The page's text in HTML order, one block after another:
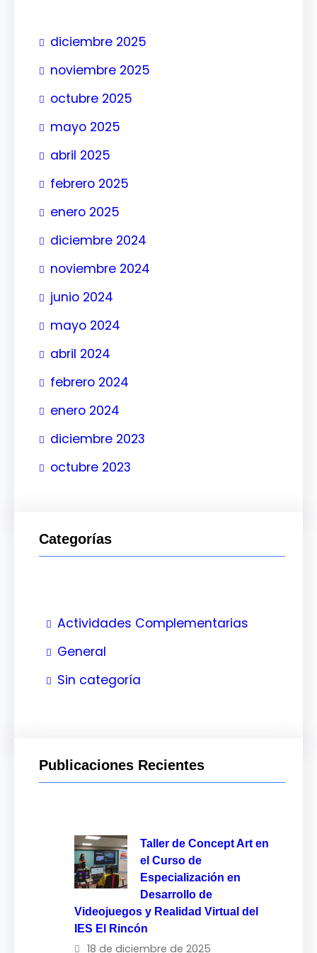
diciembre 2025
noviembre 2025
octubre 2025
mayo 2025
abril 2025
febrero 2025
enero 2025
diciembre 2024
noviembre 2024
junio 2024
mayo 2024
abril 2024
febrero 2024
enero 2024
diciembre 2023
octubre 2023
Categorías
Actividades Complementarias
General
Sin categoría
Publicaciones Recientes
Taller de Concept Art en
el Curso de
Especialización en
Desarrollo de
Videojuegos y Realidad Virtual del
IES El Rincón
18 de diciembre de 2025